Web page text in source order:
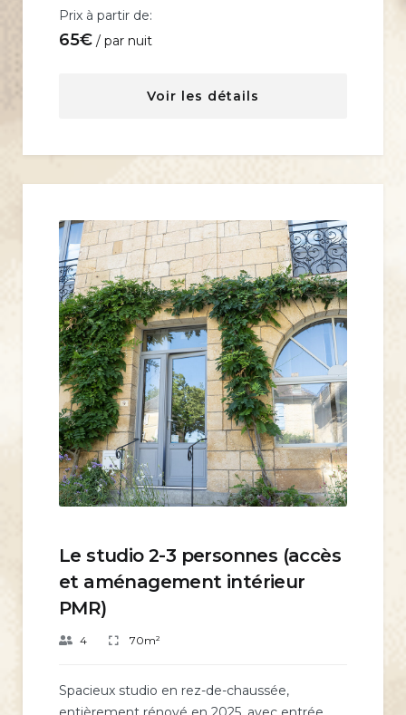
Prix à partir de:
65€ par nuit
Voir les détails
Le studio 2-3 personnes (accès
et aménagement intérieur
PMR)
4 70m²
Spacieux studio en rez-de-chaussée,